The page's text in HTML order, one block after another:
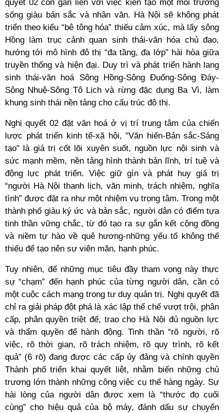
quyết 02 còn gắn liền với việc kiến tạo một môi trường
sống giàu bản sắc và nhân văn. Hà Nội sẽ không phát
triển theo kiểu “bê tông hóa” thiếu cảm xúc, mà lấy sông
Hồng làm trục cảnh quan sinh thái-văn hóa chủ đạo,
hướng tới mô hình đô thị “đa tầng, đa lớp” hài hòa giữa
truyền thống và hiện đại. Duy trì và phát triển hành lang
sinh thái-văn hoá Sông Hồng-Sông Đuống-Sông Đáy-
Sông Nhuệ-Sông Tô Lịch và rừng đặc dụng Ba Vì, làm
khung sinh thái nền tảng cho cấu trúc đô thị.
Nghị quyết 02 đặt văn hoá ở vị trí trung tâm của chiến
lược phát triển kinh tế-xã hội, "Văn hiến-Bản sắc-Sáng
tạo" là giá trị cốt lõi xuyên suốt, nguồn lực nội sinh và
sức mạnh mềm, nền tảng hình thành bản lĩnh, trí tuệ và
động lực phát triển. Việc giữ gìn và phát huy giá trị
“người Hà Nội thanh lịch, văn minh, trách nhiệm, nghĩa
tình” được đặt ra như một nhiệm vụ trọng tâm. Trong một
thành phố giàu ký ức và bản sắc, người dân có điểm tựa
tinh thần vững chắc, từ đó tạo ra sự gắn kết cộng đồng
và niềm tự hào về quê hương-những yếu tố không thể
thiếu để tạo nên sự viên mãn, hạnh phúc.
Tuy nhiên, để những mục tiêu đầy tham vọng này thực
sự “chạm” đến hạnh phúc của từng người dân, cần có
một cuộc cách mạng trong tư duy quản trị. Nghị quyết đã
chỉ ra giải pháp đột phá là xác lập thể chế vượt trội, phân
cấp, phân quyền triệt để, trao cho Hà Nội đủ nguồn lực
và thẩm quyền để hành động. Tinh thần “rõ người, rõ
việc, rõ thời gian, rõ trách nhiệm, rõ quy trình, rõ kết
quả” (6 rõ) đang được các cấp ủy đảng và chính quyền
Thành phố triển khai quyết liệt, nhằm biến những chủ
trương lớn thành những công việc cụ thể hàng ngày. Sự
hài lòng của người dân được xem là “thước đo cuối
cùng” cho hiệu quả của bộ máy, đánh dấu sự chuyển